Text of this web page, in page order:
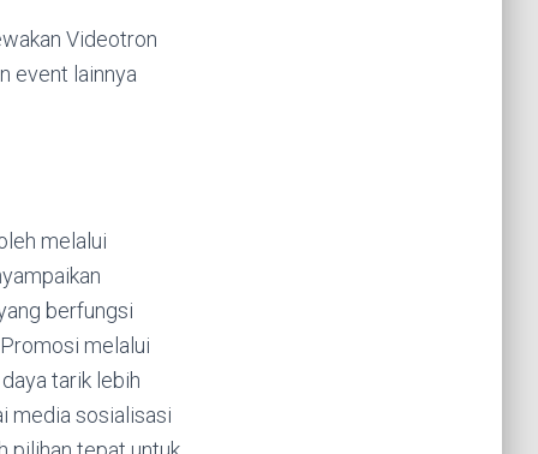
Videotron
event lainnya
melalui
berfungsi
melalui
tarik lebih
media sosialisasi